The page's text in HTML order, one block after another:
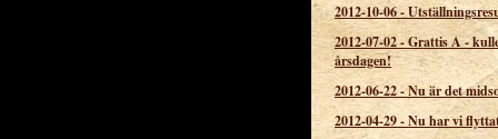
2012-10-06-
2012-07-02-Grattis A -
årsdagen!
2012-06-22-Nu är det
2012-04-29-Nu har vi